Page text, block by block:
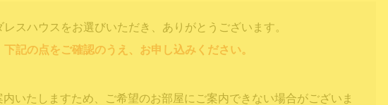
レスハウスをお選びいただき、ありがとうございます。
下記の点をご確認のうえ、お申し込みください。
いたしますため、ご希望のお部屋にご案内できない場合がございま